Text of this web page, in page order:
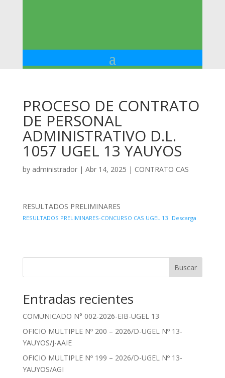
PROCESO DE CONTRATO
DE PERSONAL
ADMINISTRATIVO D.L.
1057 UGEL 13 YAUYOS
by administrador| Abr 14, 2025 | CONTRATO CAS
RESULTADOS PRELIMINARES
RESULTADOS PRELIMINARES-CONCURSO CAS UGEL 13 Descarga
Buscar
Entradas recientes
COMUNICADO N° 002-2026-EIB-UGEL 13
OFICIO MULTIPLE Nº 200 – 2026/D-UGEL Nº 13-
YAUYOS/J-AAIE
OFICIO MULTIPLE Nº 199 – 2026/D-UGEL Nº 13-
YAUYOS/AGI